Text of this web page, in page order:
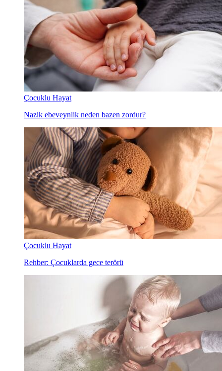
Çocuklu Hayat
Nazik ebeveynlik neden bazen zordur?
Çocuklu Hayat
Rehber: Çocuklarda gece terörü